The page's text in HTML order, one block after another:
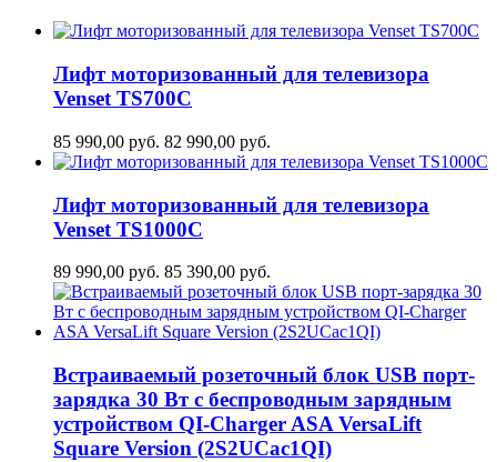
Лифт моторизованный для телевизора
Venset TS700С
85 990,00 руб. 82 990,00 руб.
Лифт моторизованный для телевизора
Venset TS1000C
89 990,00 руб. 85 390,00 руб.
Встраиваемый розеточный блок USB порт-
зарядка 30 Вт c беспроводным зарядным
устройством QI-Charger ASA VersaLift
Square Version (2S2UCaс1QI)